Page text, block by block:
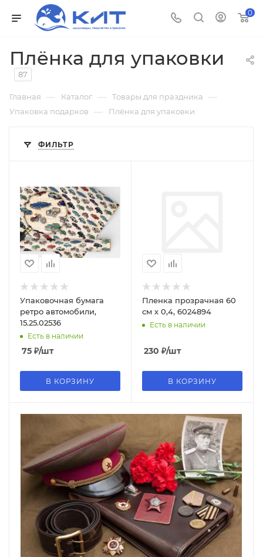
0
Плёнка для упаковки
87
Главная — Каталог — Товары для праздника —
Упаковка подарков — Плёнка для упаковки
ФИЛЬТР
Упаковочная бумага
ретро автомобили,
15.25.02536
Есть в наличии
75 ₽/шт
В КОРЗИНУ
Пленка прозрачная 60
см х 0,4, 6024894
Есть в наличии
230 ₽/шт
В КОРЗИНУ